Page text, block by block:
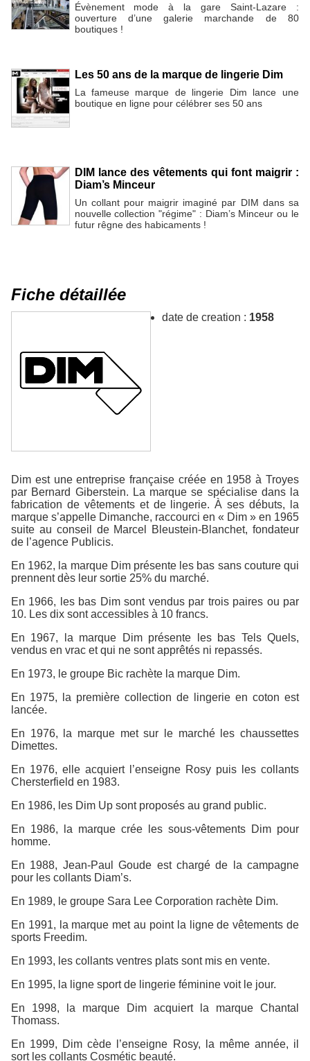
Évènement mode à la gare Saint-Lazare :
ouverture d’une galerie marchande de 80
boutiques !
Les 50 ans de la marque de lingerie Dim
La fameuse marque de lingerie Dim lance une
boutique en ligne pour célébrer ses 50 ans
DIM lance des vêtements qui font maigrir :
Diam’s Minceur
Un collant pour maigrir imaginé par DIM dans sa
nouvelle collection "régime" : Diam’s Minceur ou le
futur rêgne des habicaments !
Fiche détaillée
date de creation : 1958
Dim est une entreprise française créée en 1958 à Troyes
par Bernard Giberstein. La marque se spécialise dans la
fabrication de vêtements et de lingerie. À ses débuts, la
marque s’appelle Dimanche, raccourci en « Dim » en 1965
suite au conseil de Marcel Bleustein-Blanchet, fondateur
de l’agence Publicis.
En 1962, la marque Dim présente les bas sans couture qui
prennent dès leur sortie 25% du marché.
En 1966, les bas Dim sont vendus par trois paires ou par
10. Les dix sont accessibles à 10 francs.
En 1967, la marque Dim présente les bas Tels Quels,
vendus en vrac et qui ne sont apprêtés ni repassés.
En 1973, le groupe Bic rachète la marque Dim.
En 1975, la première collection de lingerie en coton est
lancée.
En 1976, la marque met sur le marché les chaussettes
Dimettes.
En 1976, elle acquiert l’enseigne Rosy puis les collants
Chersterfield en 1983.
En 1986, les Dim Up sont proposés au grand public.
En 1986, la marque crée les sous-vêtements Dim pour
homme.
En 1988, Jean-Paul Goude est chargé de la campagne
pour les collants Diam’s.
En 1989, le groupe Sara Lee Corporation rachète Dim.
En 1991, la marque met au point la ligne de vêtements de
sports Freedim.
En 1993, les collants ventres plats sont mis en vente.
En 1995, la ligne sport de lingerie féminine voit le jour.
En 1998, la marque Dim acquiert la marque Chantal
Thomass.
En 1999, Dim cède l’enseigne Rosy, la même année, il
sort les collants Cosmétic beauté.